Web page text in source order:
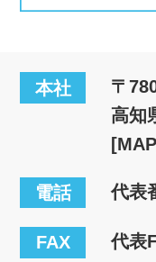
本社
〒
高知
電話 代表
FAX 代表